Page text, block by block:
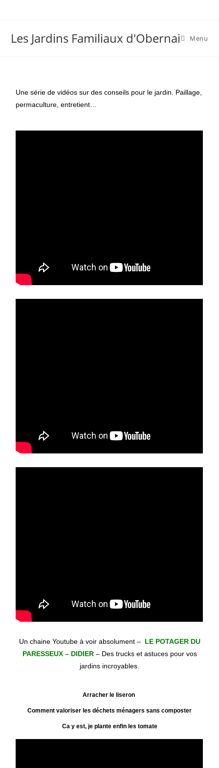
Les Jardins Familiaux d'Obernai Menu
Une série de vidéos sur des conseils pour le jardin. Paillage,
permaculture, entretient…
Un chaine Youtube à voir absolument – LE POTAGER DU
PARESSEUX – DIDIER – Des trucks et astuces pour vos
jardins incroyables.
Arracher le liseron
Comment valoriser les déchets ménagers sans composter
Ca y est, je plante enfin les tomate